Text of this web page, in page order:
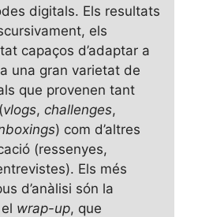
digitals. Els resultats
els
capaços d’adaptar a
una gran varietat de
que provenen tant
vlogs, challenges,
) com d’altres
(ressenyes,
Els més
d’anàlisi són la
wrap-up, que